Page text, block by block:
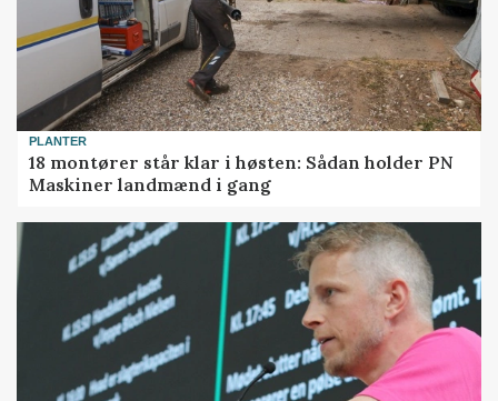
PLANTER
18 montører står klar i høsten: Sådan holder PN
Maskiner landmænd i gang